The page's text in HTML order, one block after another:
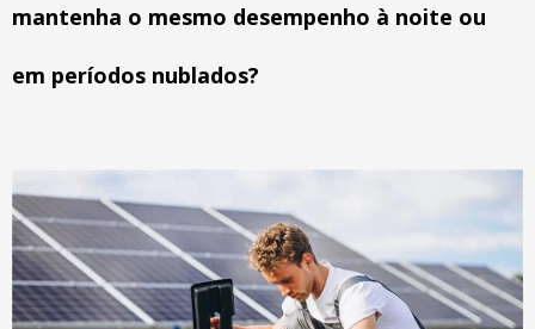
mantenha o mesmo desempenho à noite ou
em períodos nublados?